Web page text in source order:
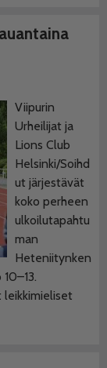
Viipurin
Urheilijat ja
Lions Club
Helsinki/Soihd
ut järjestävät
koko perheen
ulkoilutapahtu
man
Heteniitynken